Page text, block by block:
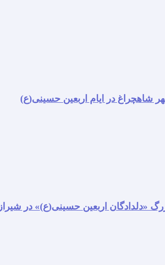
شاهچراغ در ایام اربعین حسینی(ع)
«دلدادگان اربعین حسینی(ع)» در شیراز